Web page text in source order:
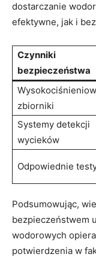
dostarczanie
efektywne, jak i
Czynniki
bezpieczeństwa
zbiorniki
Systemy detekcji
⁤wycieków
Odpowiednie
Podsumowując,
bezpieczeństwem
⁢wodorowych
potwierdzenia w